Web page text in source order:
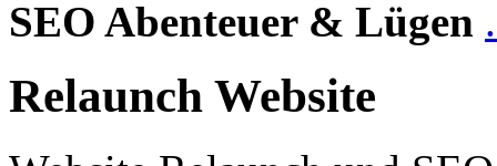
SEO Abenteuer & Lügen
Relaunch Website